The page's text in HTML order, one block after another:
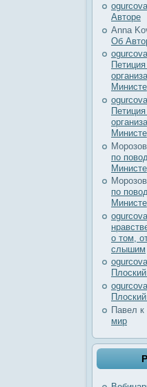
ogurcova
Авторе
Anna
Об
ogurcova
ogurcova
Морозов
по
Морозов
по
ogurcova
о том,
слышим
ogurcova
ogurcova
Павел к
мир